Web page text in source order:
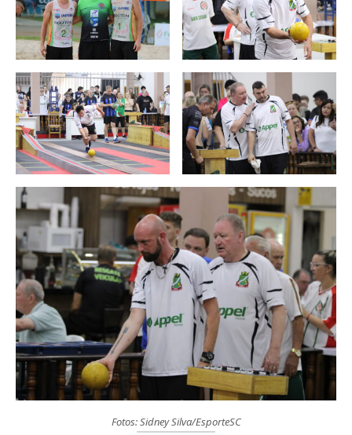
Fotos: Sidney Silva/EsporteSC